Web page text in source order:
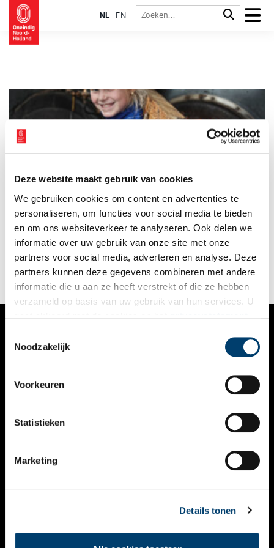
Deze website maakt gebruik van cookies
We gebruiken cookies om content en advertenties te
personaliseren, om functies voor social media te bieden
en om ons websiteverkeer te analyseren. Ook delen we
informatie over uw gebruik van onze site met onze
partners voor social media, adverteren en analyse. Deze
partners kunnen deze gegevens combineren met andere
informatie die u aan ze heeft verstrekt of die ze hebben
verzameld op basis van uw gebruik van hun services. U
Noodzakelijk
Voorkeuren
Statistieken
Marketing
Details tonen
NL EN
Beleef techniek in zijn puurste vorm op een oer-Hollandse
locatie! Op de stoomdagen stookt het Stoommachinemuseum
in Medemblik het vuur op en draaien de machines onder
stoom.
1 min
VERHALEN
KALENDER
THEMA’S
VIDEO’S
CONTACT